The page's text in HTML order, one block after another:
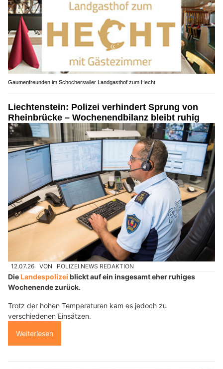
Gaumenfreunden im Schocherswiler Landgasthof zum Hecht
Liechtenstein: Polizei verhindert Sprung von
Rheinbrücke – Wochenendbilanz bleibt ruhig
12.07.26 VON POLIZEI.NEWS REDAKTION
DieLandespolizei blickt auf ein insgesamt eher ruhiges
Wochenende zurück.
Trotz der hohen Temperaturen kam es jedoch zu
verschiedenen Einsätzen.
Weiterlesen